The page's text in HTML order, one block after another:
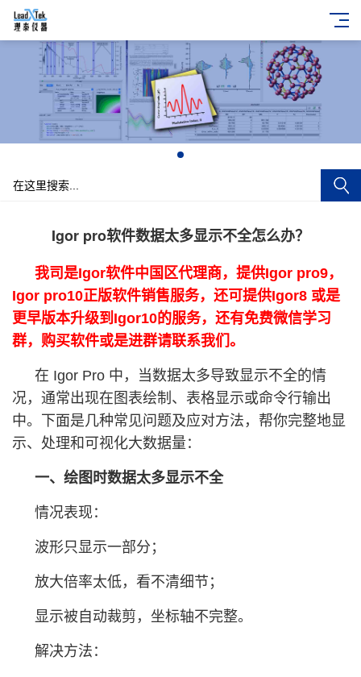
Igor pro软件数据太多显示不全怎么办？
我司是Igor软件中国区代理商，提供Igor pro9，
Igor pro10正版软件销售服务，还可提供Igor8 或是
更早版本升级到Igor10的服务，还有免费微信学习
群，购买软件或是进群请联系我们。
在 Igor Pro 中，当数据太多导致显示不全的情
况，通常出现在图表绘制、表格显示或命令行输出
中。下面是几种常见问题及应对方法，帮你完整地显
示、处理和可视化大数据量：
一、绘图时数据太多显示不全
情况表现：
波形只显示一部分；
放大倍率太低，看不清细节；
显示被自动裁剪，坐标轴不完整。
解决方法：